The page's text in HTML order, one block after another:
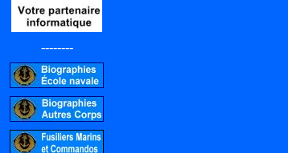
--------